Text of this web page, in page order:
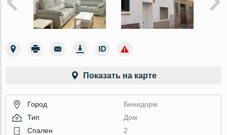
Показать на карте
Город
Бенидорм
Тип
Дом
Спален
2